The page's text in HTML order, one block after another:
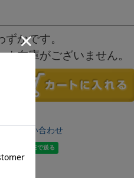
ずかです。
ま在庫がございません。
のお問い合わせ